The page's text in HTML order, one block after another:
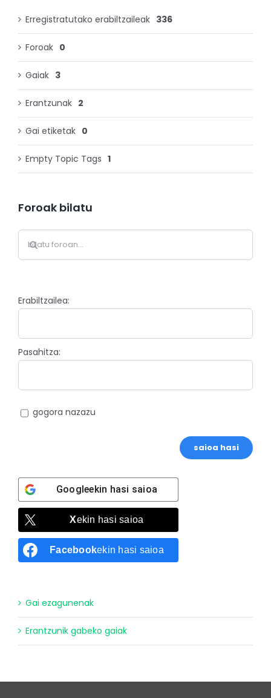
Erregistratutako erabiltzaileak 336
Foroak 0
Gaiak 3
Erantzunak 2
Gai etiketak 0
Empty Topic Tags 1
Foroak bilatu
Erabiltzailea:
Pasahitza:
gogora nazazu
saioa hasi
Googleekin hasi saioa
Xekin hasi saioa
Facebookekin hasi saioa
Gai ezagunenak
Erantzunik gabeko gaiak